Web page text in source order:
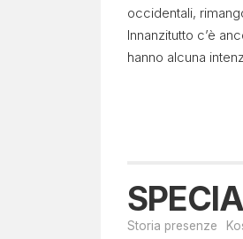
occidentali,
Innanzitutto c’è
hanno alcuna
Storia presenze